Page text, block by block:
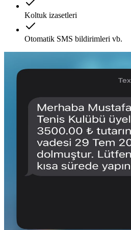
Koltuk izasetleri
Otomatik SMS bildirimleri vb.